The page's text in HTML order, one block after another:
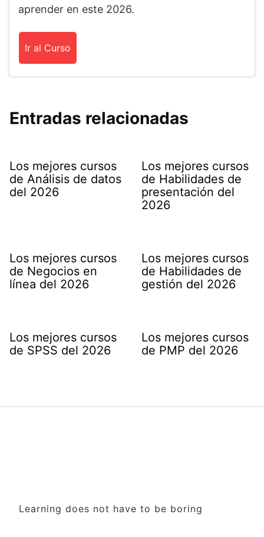
aprender en este 2026.
Ir al Curso
Entradas relacionadas
Los mejores cursos
de Análisis de datos
del 2026
Los mejores cursos
de Habilidades de
presentación del
2026
Los mejores cursos
de Negocios en
línea del 2026
Los mejores cursos
de Habilidades de
gestión del 2026
Los mejores cursos
de SPSS del 2026
Los mejores cursos
de PMP del 2026
Learning does not have to be boring